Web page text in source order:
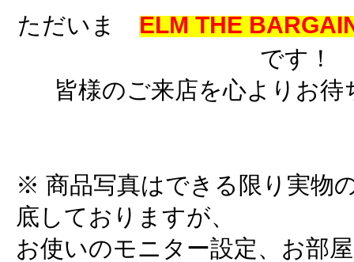
ただいま ELM THE
です！
皆様のご来店を心よりお
※ 商品写真はできる限り実物
底しておりますが、
お使いのモニター設定、お部